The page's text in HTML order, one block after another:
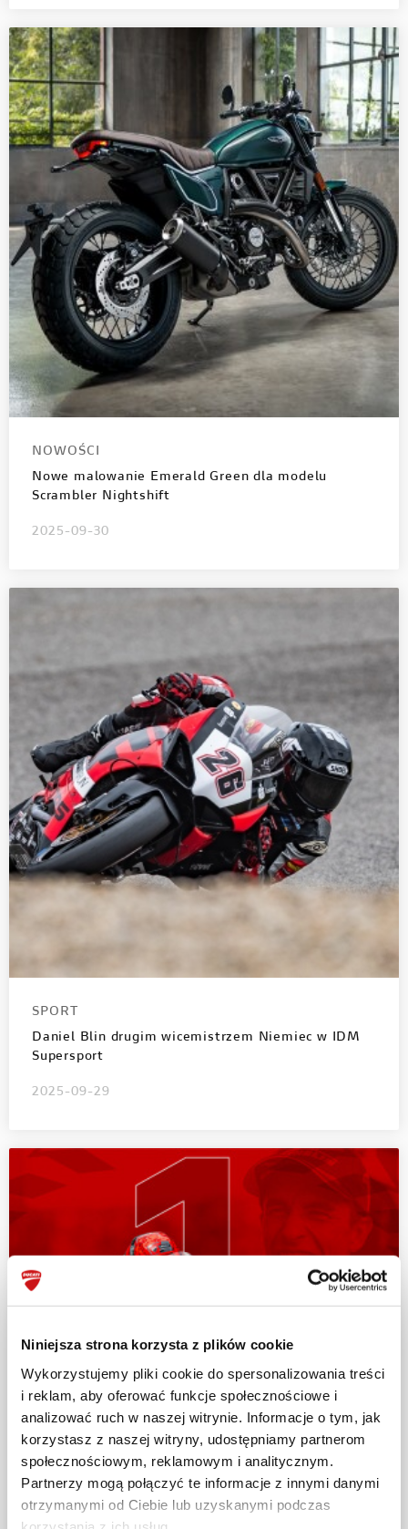
Niniejsza strona korzysta z plików cookie
Wykorzystujemy pliki cookie do spersonalizowania treści
i reklam, aby oferować funkcje społecznościowe i
analizować ruch w naszej witrynie. Informacje o tym, jak
korzystasz z naszej witryny, udostępniamy partnerom
społecznościowym, reklamowym i analitycznym.
Partnerzy mogą połączyć te informacje z innymi danymi
otrzymanymi od Ciebie lub uzyskanymi podczas
NOWOŚCI
Nowe malowanie Emerald Green dla modelu
Scrambler Nightshift
2025-09-30
SPORT
Daniel Blin drugim wicemistrzem Niemiec w IDM
Supersport
2025-09-29